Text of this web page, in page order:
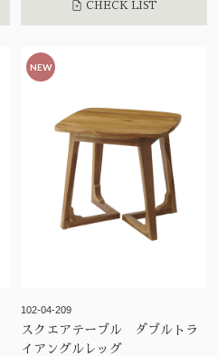
CHECK LIST
NEW
102-04-209
スクエアテーブル ダブルトラ
イアングルレッグ